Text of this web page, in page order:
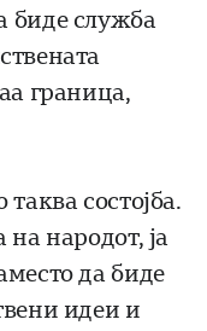
биде служба
граница,
состојба.
на народот, ја
да биде
идеи и